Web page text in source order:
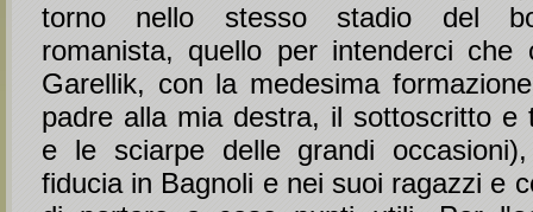
torno nello stesso stadio del
romanista, quello per intenderci
Garellik, con la medesima
padre alla mia destra, il sottoscritto e
e le sciarpe delle grandi
fiducia in Bagnoli e nei suoi ragazzi e